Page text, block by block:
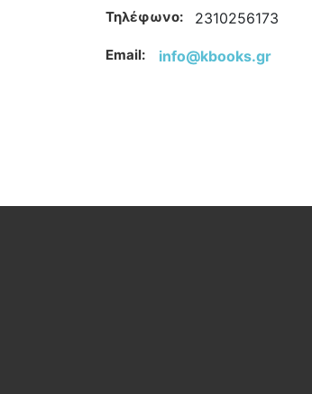
Τηλέφωνο: 2310256173
Email: info@kbooks.gr